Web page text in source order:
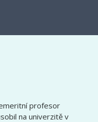
profesor
na univerzitě v